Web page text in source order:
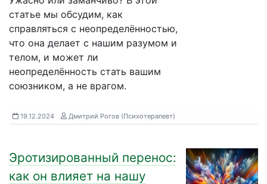
статье мы обсудим, как
справляться с неопределённостью,
что она делает с нашим разумом и
телом, и может ли
неопределённость стать вашим
союзником, а не врагом.
19.12.2024 Дмитрий Рогов (Психотерапевт)
Эротизированный перенос:
как он влияет на нашу